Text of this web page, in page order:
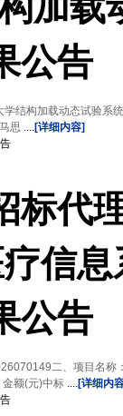
公告
结构加载动态试验系
思
[详细内容]
标代
信
公告
二、项目名称
额(元)中标
[详细内